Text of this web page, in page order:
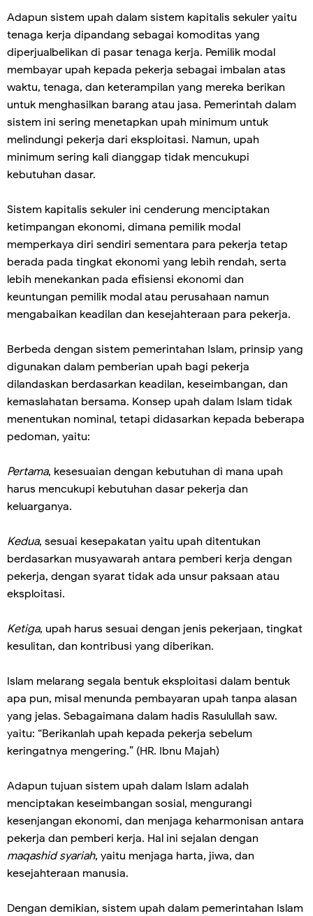
Adapun sistem upah dalam sistem kapitalis sekuler yaitu
tenaga kerja dipandang sebagai komoditas yang
diperjualbelikan di pasar tenaga kerja. Pemilik modal
membayar upah kepada pekerja sebagai imbalan atas
waktu, tenaga, dan keterampilan yang mereka berikan
untuk menghasilkan barang atau jasa. Pemerintah dalam
sistem ini sering menetapkan upah minimum untuk
melindungi pekerja dari eksploitasi. Namun, upah
minimum sering kali dianggap tidak mencukupi
kebutuhan dasar.
Sistem kapitalis sekuler ini cenderung menciptakan
ketimpangan ekonomi, dimana pemilik modal
memperkaya diri sendiri sementara para pekerja tetap
berada pada tingkat ekonomi yang lebih rendah, serta
lebih menekankan pada efisiensi ekonomi dan
keuntungan pemilik modal atau perusahaan namun
mengabaikan keadilan dan kesejahteraan para pekerja.
Berbeda dengan sistem pemerintahan Islam, prinsip yang
digunakan dalam pemberian upah bagi pekerja
dilandaskan berdasarkan keadilan, keseimbangan, dan
kemaslahatan bersama. Konsep upah dalam Islam tidak
menentukan nominal, tetapi didasarkan kepada beberapa
pedoman, yaitu:
Pertama, kesesuaian dengan kebutuhan di mana upah
harus mencukupi kebutuhan dasar pekerja dan
keluarganya.
Kedua, sesuai kesepakatan yaitu upah ditentukan
berdasarkan musyawarah antara pemberi kerja dengan
pekerja, dengan syarat tidak ada unsur paksaan atau
eksploitasi.
Ketiga, upah harus sesuai dengan jenis pekerjaan, tingkat
kesulitan, dan kontribusi yang diberikan.
Islam melarang segala bentuk eksploitasi dalam bentuk
apa pun, misal menunda pembayaran upah tanpa alasan
yang jelas. Sebagaimana dalam hadis Rasulullah saw.
yaitu: “Berikanlah upah kepada pekerja sebelum
keringatnya mengering.” (HR. Ibnu Majah)
Adapun tujuan sistem upah dalam Islam adalah
menciptakan keseimbangan sosial, mengurangi
kesenjangan ekonomi, dan menjaga keharmonisan antara
pekerja dan pemberi kerja. Hal ini sejalan dengan
maqashid syariah, yaitu menjaga harta, jiwa, dan
kesejahteraan manusia.
Dengan demikian, sistem upah dalam pemerintahan Islam